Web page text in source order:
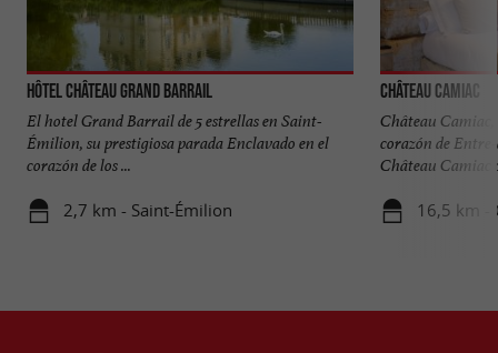
Hôtel Château Grand Barrail
El hotel Grand Barrail de 5 estrellas en Saint-
Émilion, su prestigiosa parada Enclavado en el
corazón de los ...
2,7 km - Saint-Émilion
Château Camiac
Château Camiac,
corazón de
Château Camiac
16,5 km -